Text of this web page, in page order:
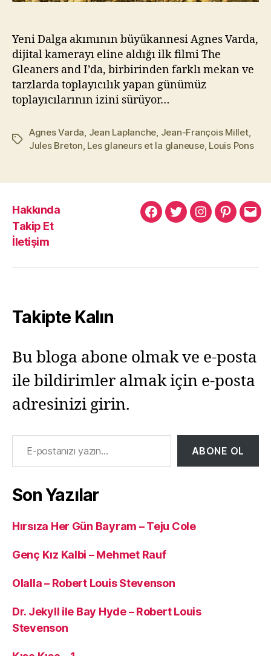
Yeni Dalga akımının büyükannesi Agnes Varda,
dijital kamerayı eline aldığı ilk filmi The
Gleaners and I’da, birbirinden farklı mekan ve
tarzlarda toplayıcılık yapan günümüz
toplayıcılarının izini sürüyor…
Etiketler
Agnes Varda, Jean Laplanche, Jean-François Millet,
Jules Breton, Les glaneurs et la glaneuse, Louis Pons
Hakkında
Takip Et
İletişim
MuratMuratMuratPinterest
Takipte Kalın
Bu bloga abone olmak ve e-posta
ile bildirimler almak için e-posta
adresinizi girin.
E-postanızı yazın…
ABONE OL
Son Yazılar
Hırsıza Her Gün Bayram – Teju Cole
Genç Kız Kalbi – Mehmet Rauf
Olalla – Robert Louis Stevenson
Dr. Jekyll ile Bay Hyde – Robert Louis
Stevenson